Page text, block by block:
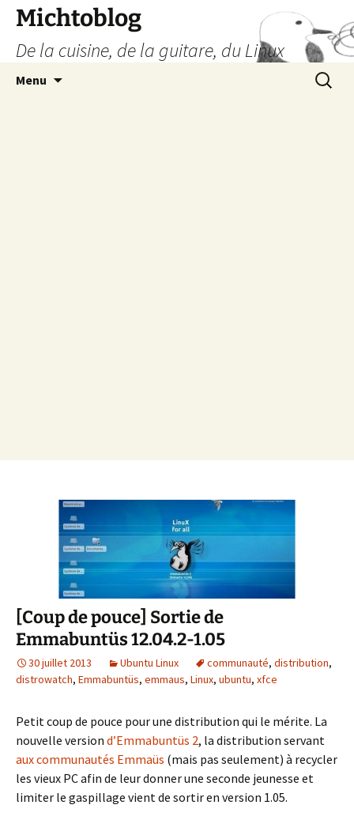
Aller
contenu
Michtoblog
De la cuisine, de la guitare, du Linux
Menu
[Coup de pouce] Sortie de
Emmabuntüs 12.04.2-1.05
30 juillet 2013 Ubuntu Linux communauté, distribution,
distrowatch, Emmabuntüs, emmaus, Linux, ubuntu, xfce
Petit coup de pouce pour une distribution qui le mérite. La
nouvelle version d’Emmabuntüs 2, la distribution servant
aux communautés Emmaüs (mais pas seulement) à recycler
les vieux PC afin de leur donner une seconde jeunesse et
limiter le gaspillage vient de sortir en version 1.05.